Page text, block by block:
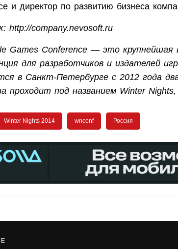
и директор по развитию бизнеса
http://company.nevosoft.ru
Games Conference — это крупнейшая
для разработчиков и издателей
в Санкт-Петербурге с 2012 года
проходит под названием Winter
Winter Nights 2014 wnconf Россия